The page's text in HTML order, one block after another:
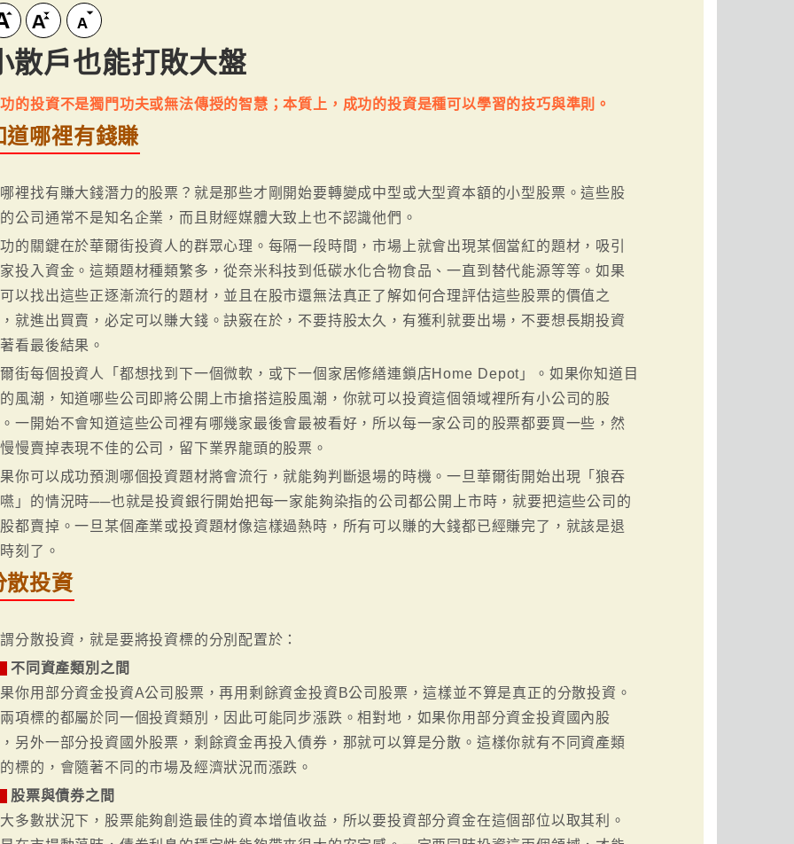
散戶也能打敗大盤
的投資不是獨門功夫或無法傳授的智慧；本質上，成功的投資是種可以學習的技巧與準則。
道哪裡有錢賺
裡找有賺大錢潛力的股票？就是那些才剛開始要轉變成中型或大型資本額的小型股票。這些股
公司通常不是知名企業，而且財經媒體大致上也不認識他們。
的關鍵在於華爾街投資人的群眾心理。每隔一段時間，市場上就會出現某個當紅的題材，吸引
投入資金。這類題材種類繁多，從奈米科技到低碳水化合物食品、一直到替代能源等等。如果
以找出這些正逐漸流行的題材，並且在股市還無法真正了解如何合理評估這些股票的價值之
就進出買賣，必定可以賺大錢。訣竅在於，不要持股太久，有獲利就要出場，不要想長期投資
看最後結果。
街每個投資人「都想找到下一個微軟，或下一個家居修繕連鎖店Home Depot」。如果你知道目
風潮，知道哪些公司即將公開上市搶搭這股風潮，你就可以投資這個領域裡所有小公司的股
一開始不會知道這些公司裡有哪幾家最後會最被看好，所以每一家公司的股票都要買一些，然
慢賣掉表現不佳的公司，留下業界龍頭的股票。
你可以成功預測哪個投資題材將會流行，就能夠判斷退場的時機。一旦華爾街開始出現「狼吞
」的情況時──也就是投資銀行開始把每一家能夠染指的公司都公開上市時，就要把這些公司的
都賣掉。一旦某個產業或投資題材像這樣過熱時，所有可以賺的大錢都已經賺完了，就該是退
刻了。
散投資
分散投資，就是要將投資標的分別配置於：
不同資產類別之間
你用部分資金投資A公司股票，再用剩餘資金投資B公司股票，這樣並不算是真正的分散投資。
項標的都屬於同一個投資類別，因此可能同步漲跌。相對地，如果你用部分資金投資國內股
另外一部分投資國外股票，剩餘資金再投入債券，那就可以算是分散。這樣你就有不同資產類
標的，會隨著不同的市場及經濟狀況而漲跌。
股票與債券之間
多數狀況下，股票能夠創造最佳的資本增值收益，所以要投資部分資金在這個部位以取其利。